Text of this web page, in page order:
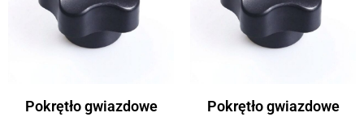
Pokrętło gwiazdowe
Pokrętło gwiazdowe